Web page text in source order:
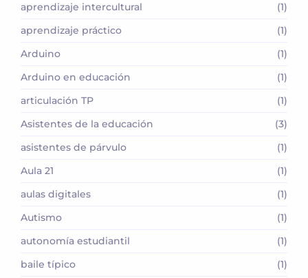
aprendizaje intercultural
(1)
aprendizaje práctico
(1)
Arduino
(1)
Arduino en educación
(1)
articulación TP
(1)
Asistentes de la educación
(3)
asistentes de párvulo
(1)
Aula 21
(1)
aulas digitales
(1)
Autismo
(1)
autonomía estudiantil
(1)
baile típico
(1)